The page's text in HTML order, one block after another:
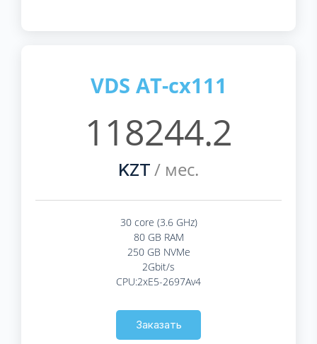
VDS AT-cx111
118244.2
KZT / мес.
30 core (3.6 GHz)
80 GB RAM
250 GB NVMe
2Gbit/s
CPU:2xE5-2697Av4
Заказать